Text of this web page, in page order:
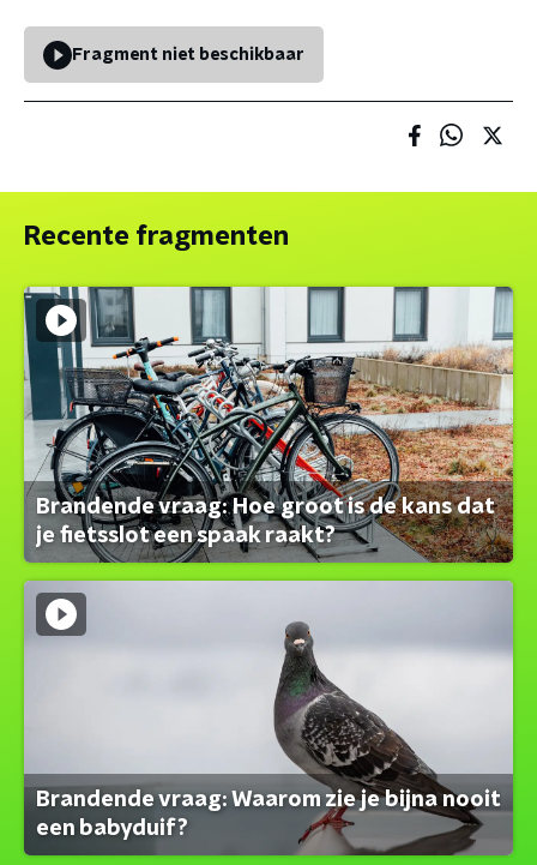
Fragment niet beschikbaar
Recente fragmenten
Brandende vraag: Hoe groot is de kans dat
je fietsslot een spaak raakt?
Brandende vraag: Waarom zie je bijna nooit
een babyduif?